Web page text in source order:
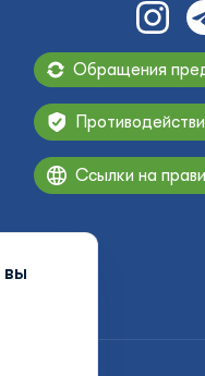
вы
Обращения
Ссылки на